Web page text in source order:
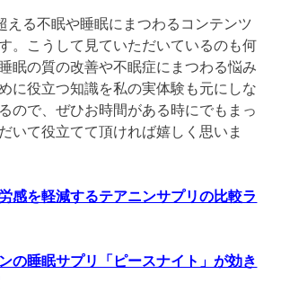
える不眠や睡眠にまつわるコンテンツ
。こうして見ていただいているのも何
眠の質の改善や不眠症にまつわる悩み
に役立つ知識を私の実体験も元にしな
ので、ぜひお時間がある時にでもまっ
いて役立てて頂ければ嬉しく思いま
感を軽減するテアニンサプリの比較ラ
の睡眠サプリ「ピースナイト」が効き